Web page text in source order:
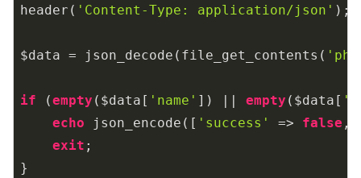
header( 'Content-Type: application/json' );
$data = json_decode(file_get_contents(
if (empty ($data[ 'name' ]) || empty ($data[
echo json_encode([ 'success' => false ,
exit ;
}